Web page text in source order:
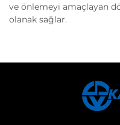
ve önlemeyi amaçlayan
olanak sağlar.